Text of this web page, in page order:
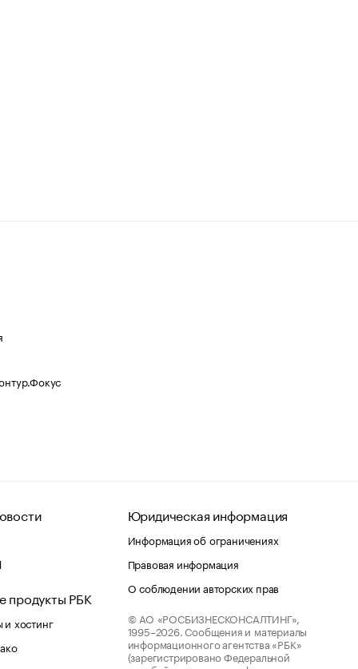
продукты РБК
хостинг
Юридическая информация
Информация об ограничениях
Правовая информация
О соблюдении авторских прав
© АО «РОСБИЗНЕСКОНСАЛТИНГ»,
1995–2026. Сообщения и материалы
информационного агентства «РБК»
(зарегистрировано Федеральной